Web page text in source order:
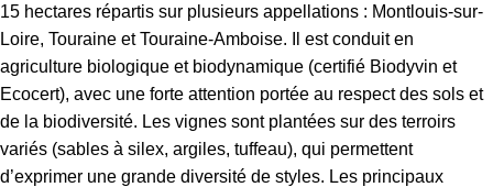
15 hectares répartis sur plusieurs appellations : Montlouis-sur-
Loire, Touraine et Touraine-Amboise. Il est conduit en
agriculture biologique et biodynamique (certifié Biodyvin et
Ecocert), avec une forte attention portée au respect des sols et
de la biodiversité. Les vignes sont plantées sur des terroirs
variés (sables à silex, argiles, tuffeau), qui permettent
d’exprimer une grande diversité de styles. Les principaux